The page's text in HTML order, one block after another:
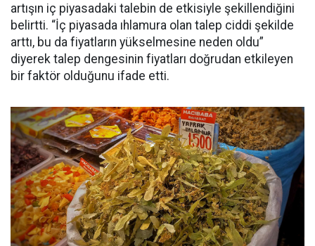
artışın iç piyasadaki talebin de etkisiyle şekillendiğini
belirtti. “İç piyasada ıhlamura olan talep ciddi şekilde
arttı, bu da fiyatların yükselmesine neden oldu”
diyerek talep dengesinin fiyatları doğrudan etkileyen
bir faktör olduğunu ifade etti.